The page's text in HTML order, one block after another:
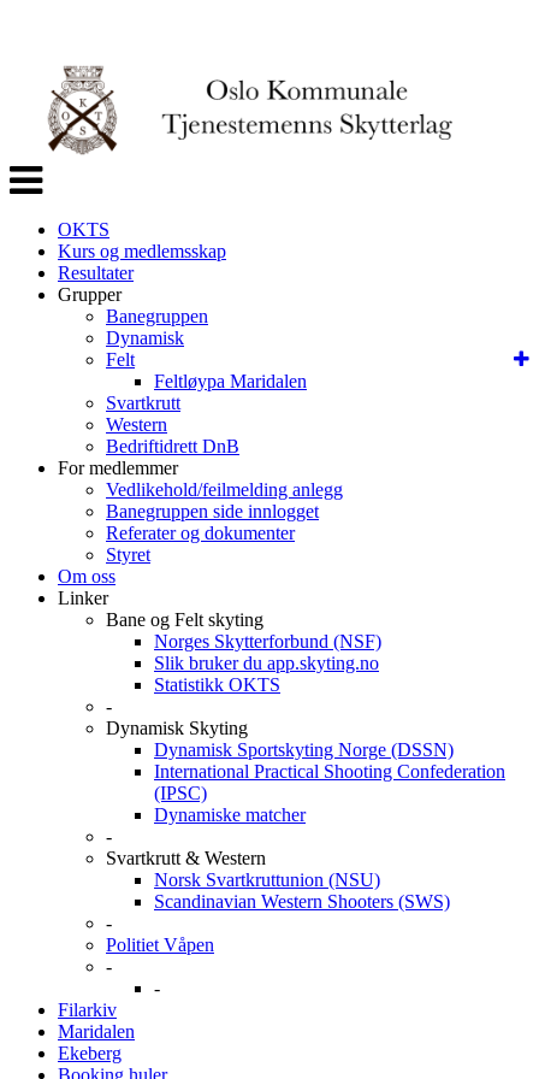
Veksle
navigasjon
OKTS
Kurs og medlemsskap
Resultater
Grupper
Banegruppen
Dynamisk
Felt
Feltløypa Maridalen
Svartkrutt
Western
Bedriftidrett DnB
For medlemmer
Vedlikehold/feilmelding anlegg
Banegruppen side innlogget
Referater og dokumenter
Styret
Om oss
Linker
Bane og Felt skyting
Norges Skytterforbund (NSF)
Slik bruker du app.skyting.no
Statistikk OKTS
-
Dynamisk Skyting
Dynamisk Sportskyting Norge (DSSN)
International Practical Shooting Confederation
(IPSC)
Dynamiske matcher
-
Svartkrutt & Western
Norsk Svartkruttunion (NSU)
Scandinavian Western Shooters (SWS)
-
Politiet Våpen
-
-
Filarkiv
Maridalen
Ekeberg